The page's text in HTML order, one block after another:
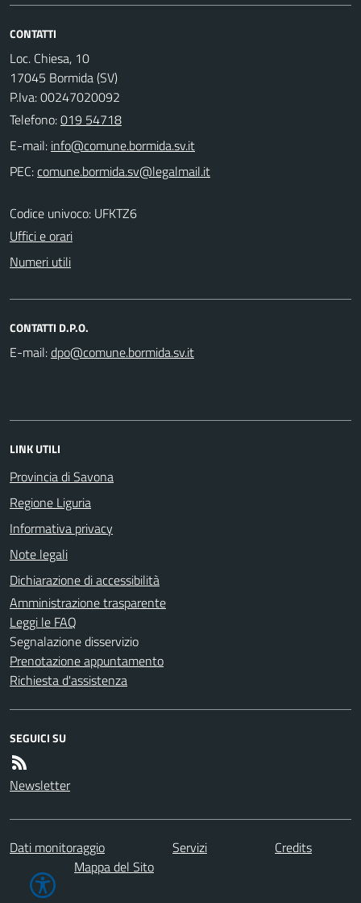
CONTATTI
Loc. Chiesa, 10
17045 Bormida (SV)
P.Iva: 00247020092
Telefono:019 54718
E-mail:
PEC:
Codice univoco: UFKTZ6
Uffici e orari
Numeri utili
CONTATTI D.P.O.
E-mail:
LINK UTILI
Provincia di Savona
Regione Liguria
Informativa privacy
Note legali
Dichiarazione di accessibilità
Amministrazione trasparente
Leggi le FAQ
Segnalazione disservizio
Prenotazione appuntamento
Richiesta d'assistenza
SEGUICI SU
Newsletter
Dati monitoraggio Servizi
Credits
Mappa del Sito